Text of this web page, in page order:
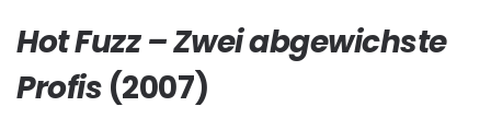
Hot Fuzz – Zwei abgewichste
Profis (2007)